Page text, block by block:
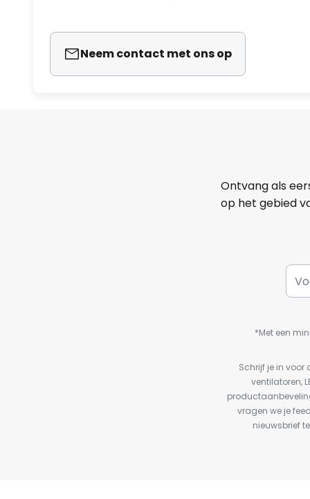
Neem contact met ons op
Ontvang als
op het gebied
*Met een
Schrijf je in voor
ventilatoren,
vragen we je
nieuwsbrief